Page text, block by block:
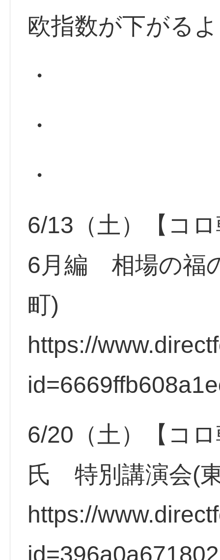
欧指数が下がる
・
・
・
6/13（土）【コ
6月編 相場の福
町)
https://
6/20（土）【コ
氏 特別講演会(
https://